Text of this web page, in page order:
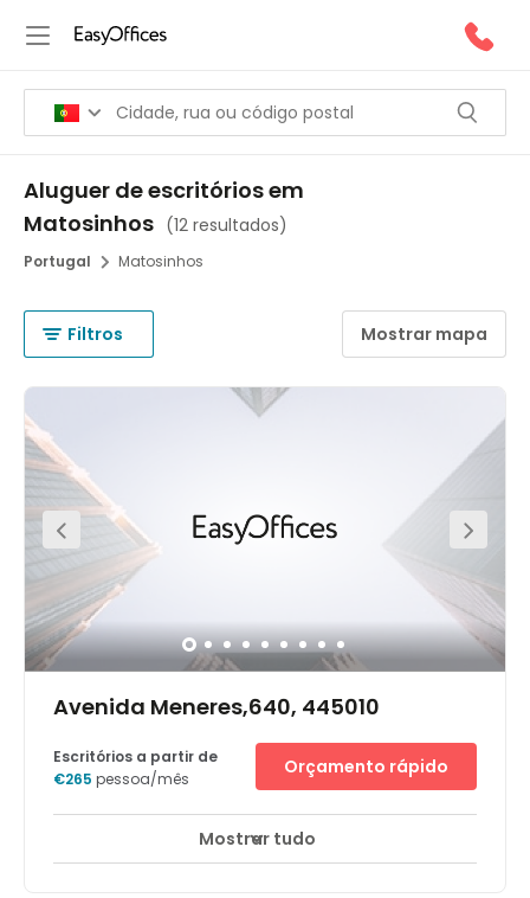
Aluguer de escritórios em
Matosinhos (12 resultados)
Portugal Matosinhos
Filtros Mostrar mapa
Avenida Meneres,640, 445010
Centro da cidade
Escritórios a partir de
€265 pessoa/mês
Orçamento rápido
Mostrar tudo